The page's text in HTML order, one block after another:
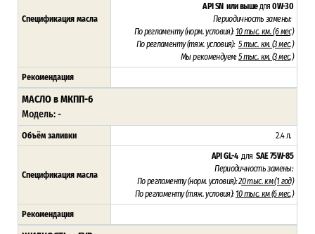
Спецификация масла
API SN или вышедля0W-30
Периодичность замены:
По регламенту (норм. условия): 10 тыс. км. (6 мес)
По регламенту (тяж. условия): 5 тыс. км. (3 мес.)
Мы рекомендуем:5 тыс. км. (3 мес.)
Рекомендация
МАСЛО в МКПП-6
Модель: -
Объём заливки 2.4 л.
Спецификация масла
API GL-4дляSAE 75W-85
Периодичность замены:
По регламенту (норм. условия): 20 тыс. км (1 год)
По регламенту (тяж. условия): 10 тыс. км (6 мес.)
Рекомендация